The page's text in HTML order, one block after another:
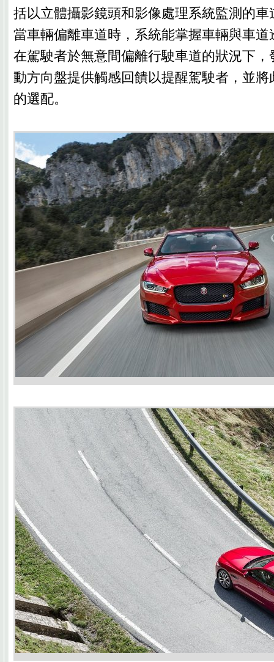
括以立體攝影鏡頭和影像處理系統監測的
當車輛偏離車道時，系統能掌握車輛與車
在駕駛者於無意間偏離行駛車道的狀況下
動方向盤提供觸感回饋以提醒駕駛者，並
的選配。